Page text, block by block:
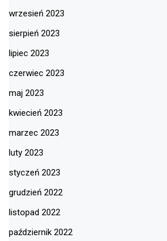
wrzesień 2023
sierpień 2023
lipiec 2023
czerwiec 2023
maj 2023
kwiecień 2023
marzec 2023
luty 2023
styczeń 2023
grudzień 2022
listopad 2022
październik 2022